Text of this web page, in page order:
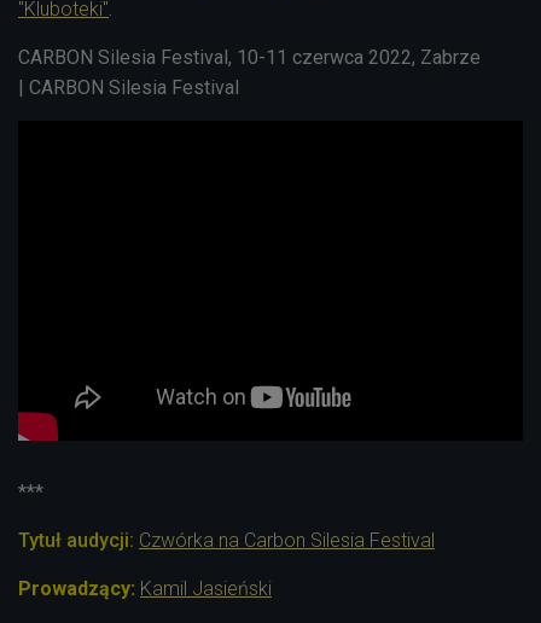
"Kluboteki"
CARBON Silesia Festival, 10-11 czerwca 2022, Zabrze
| CARBON Silesia Festival
***
Tytuł audycji: Czwórka na Carbon Silesia Festival
Prowadzący: Kamil Jasieński